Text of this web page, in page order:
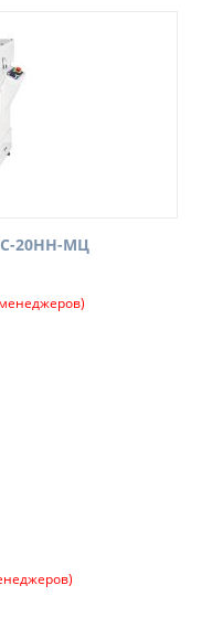
20НН-МЦ